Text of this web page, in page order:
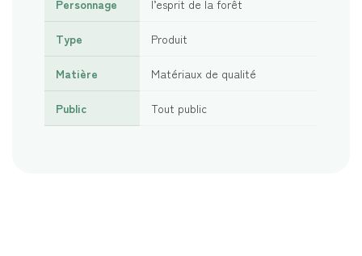
Personnage l’esprit de la forêt
Type Produit
Matière Matériaux de qualité
Public Tout public